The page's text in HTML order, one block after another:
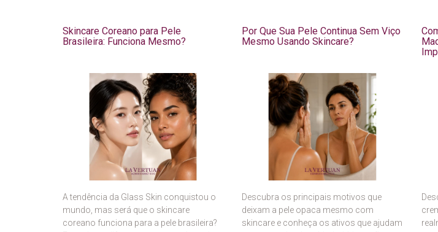
Skincare Coreano para Pele
Brasileira: Funciona Mesmo?
A tendência da Glass Skin conquistou o
mundo, mas será que o skincare
coreano funciona para a pele brasileira?
Por Que Sua Pele Continua Sem Viço
Mesmo Usando Skincare?
Descubra os principais motivos que
deixam a pele opaca mesmo com
skincare e conheça os ativos que ajudam